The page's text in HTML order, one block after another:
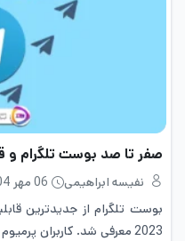
صفر تا صد بوست تلگرام و
نفیسه ابراهیمی
06 مهر 1404
بوست تلگرام از جدیدترین
2023 معرفی شد. کاربران